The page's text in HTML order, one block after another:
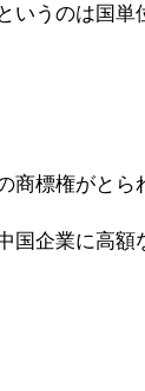
いうのは国単
商標権がとら
国企業に高額